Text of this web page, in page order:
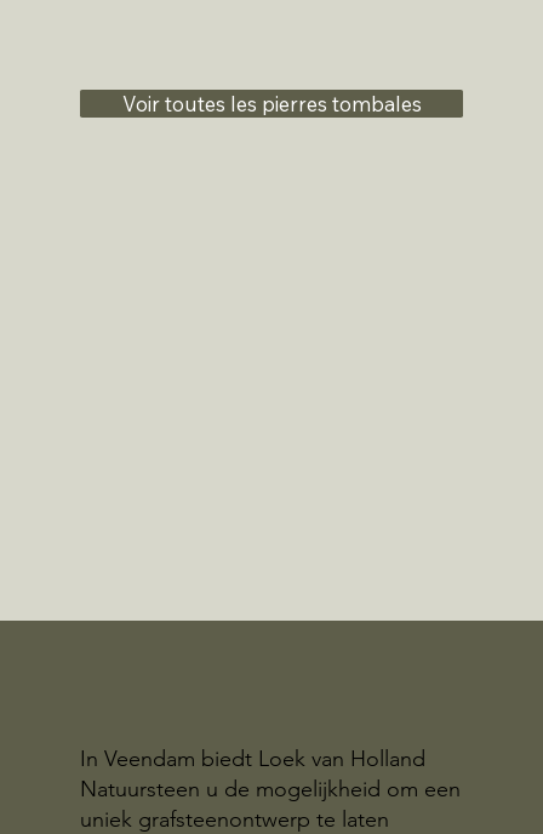
Voir toutes les pierres tombales
In Veendam biedt Loek van Holland
Natuursteen u de mogelijkheid om een
uniek grafsteenontwerp te laten